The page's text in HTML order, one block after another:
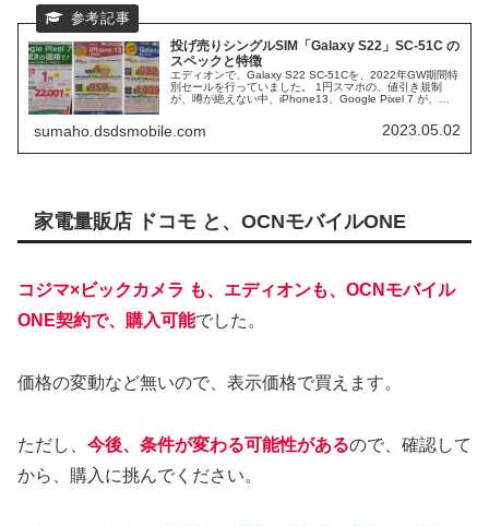
投げ売りシングルSIM「Galaxy S22」SC-51C の
スペックと特徴
エディオンで、Galaxy S22 SC-51Cを、2022年GW期間特
別セールを行っていました。 1円スマホの、値引き規制
が、噂が絶えない中、iPhone13、Google Pixel 7 が、実
S22 も、投げ売り、実質価格での、販売でした。
sumaho.dsdsmobile.com 2023.05.02
家電量販店 ドコモ と、OCNモバイルONE
コジマ×ビックカメラ も、エディオンも、OCNモバイル
ONE契約で、購入可能でした。
価格の変動など無いので、表示価格で買えます。
ただし、 今後、条件が変わる可能性があるので、確認して
から、購入に挑んでください。